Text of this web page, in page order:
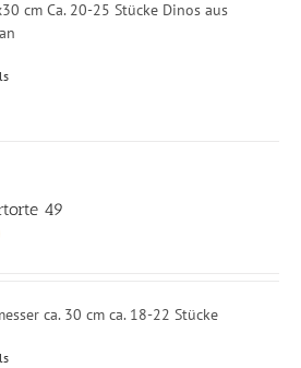
cm Ca. 20-25 Stücke Dinos aus
49
ca. 30 cm ca. 18-22 Stücke